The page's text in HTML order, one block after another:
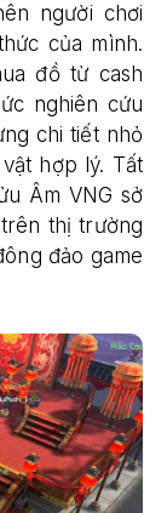
người chơi
của mình.
đồ từ cash
nghiên cứu
chi tiết nhỏ
hợp lý. Tất
Âm VNG sở
thị trường
đảo game